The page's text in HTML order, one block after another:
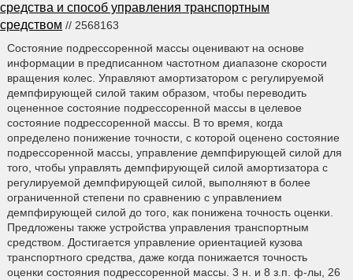
средства и способ управления транспортным
средством // 2568163
Состояние подрессоренной массы оценивают на основе
информации в предписанном частотном диапазоне скорости
вращения колес. Управляют амортизатором с регулируемой
демпфирующей силой таким образом, чтобы переводить
оцененное состояние подрессоренной массы в целевое
состояние подрессоренной массы. В то время, когда
определено понижение точности, с которой оценено состояние
подрессоренной массы, управление демпфирующей силой для
того, чтобы управлять демпфирующей силой амортизатора с
регулируемой демпфирующей силой, выполняют в более
ограниченной степени по сравнению с управлением
демпфирующей силой до того, как понижена точность оценки.
Предложены также устройства управления транспортным
средством. Достигается управление ориентацией кузова
транспортного средства, даже когда понижается точность
оценки состояния подрессоренной массы. 3 н. и 8 з.п. ф-лы, 26